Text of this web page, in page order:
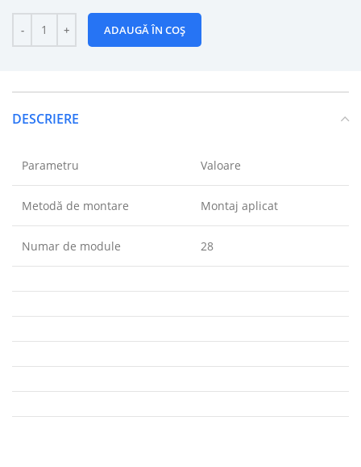
ADAUGĂ ÎN COȘ
DESCRIERE
Parametru Valoare
Metodă de montare Montaj aplicat
Numar de module 28